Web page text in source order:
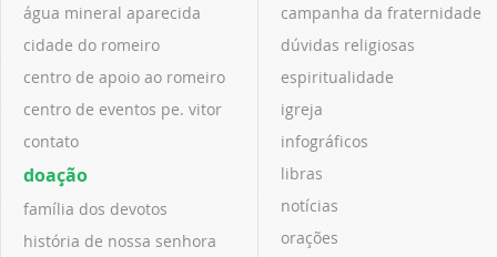
água mineral aparecida
cidade do romeiro
centro de apoio ao romeiro
centro de eventos pe. vitor
contato
doação
família dos devotos
história de nossa senhora
campanha da fraternidade
dúvidas religiosas
espiritualidade
igreja
infográficos
libras
notícias
orações